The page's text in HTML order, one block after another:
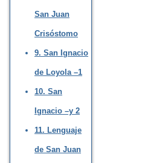
San Juan
Crisóstomo
9. San Ignacio
de Loyola –1
10. San
Ignacio –y 2
11. Lenguaje
de San Juan